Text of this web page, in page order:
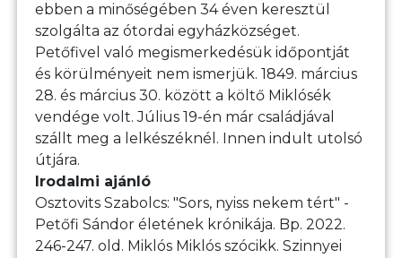
ebben a minőségében 34 éven keresztül
szolgálta az ótordai egyházközséget.
Petőfivel való megismerkedésük időpontját
és körülményeit nem ismerjük. 1849. március
28. és március 30. között a költő Miklósék
vendége volt. Július 19-én már családjával
szállt meg a lelkészéknél. Innen indult utolsó
útjára.
Irodalmi ajánló
Osztovits Szabolcs: "Sors, nyiss nekem tért" -
Petőfi Sándor életének krónikája. Bp. 2022.
246-247. old. Miklós Miklós szócikk. Szinnyei